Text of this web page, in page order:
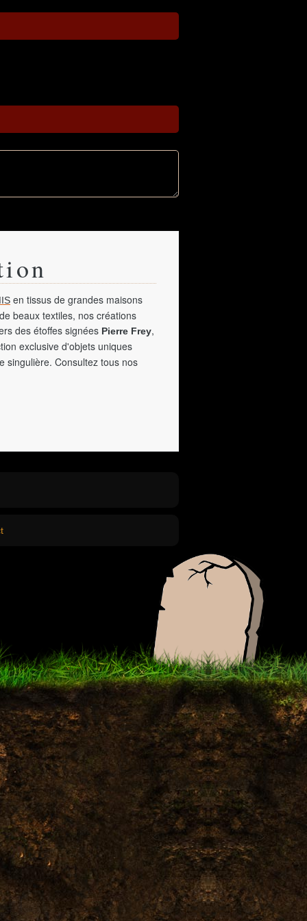
en tissus de grandes maisons
beaux textiles, nos créations
des étoffes signées Pierre Frey,
exclusive d'objets uniques
singulière. Consultez tous nos